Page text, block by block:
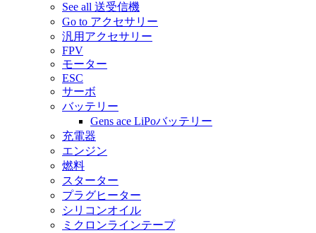
See all 送受信機
Go to アクセサリー
汎用アクセサリー
FPV
モーター
ESC
サーボ
バッテリー
Gens ace LiPoバッテリー
充電器
エンジン
燃料
スターター
プラグヒーター
シリコンオイル
ミクロンラインテープ